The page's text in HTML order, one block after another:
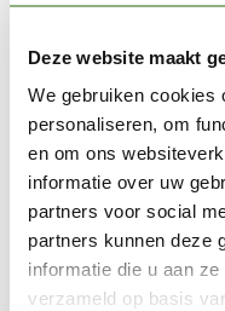
Deze website maakt
We gebruiken cookies
personaliseren, om
en om ons
informatie over uw
partners voor social
partners kunnen deze
informatie die u aan
verzameld op basis
In stock
RAPHAEL
Raphael
Kolinsky
8344.2/0
Out of